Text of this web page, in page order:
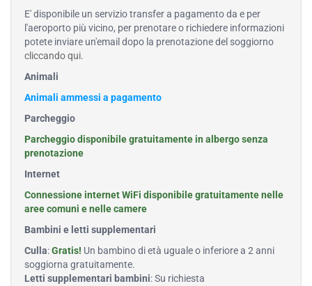
E' disponibile un servizio transfer a pagamento da e per
l'aeroporto più vicino, per prenotare o richiedere informazioni
potete inviare un'email dopo la prenotazione del soggiorno
cliccando qui.
Animali
Animali ammessi a pagamento
Parcheggio
Parcheggio disponibile gratuitamente in albergo senza
prenotazione
Internet
Connessione internet WiFi disponibile gratuitamente nelle
aree comuni e nelle camere
Bambini e letti supplementari
Culla:Gratis! Un bambino di età uguale o inferiore a 2 anni
soggiorna gratuitamente.
Letti supplementari bambini: Su richiesta